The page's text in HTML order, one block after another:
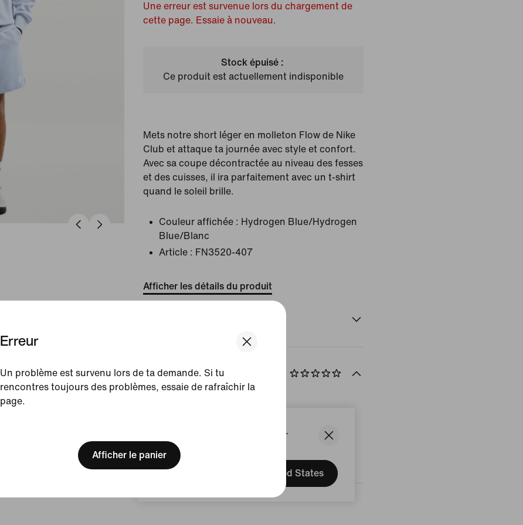
We think you are in United States.
Update your location?
United States
Erreur
Un problème est survenu lors de ta demande. Si tu
rencontres toujours des problèmes, essaie de rafraîchir la
page.
Afficher le panier
Une erreur est survenue lors du chargement de
cette page. Essaie à nouveau.
Stock épuisé :
Ce produit est actuellement indisponible
Mets notre short léger en molleton Flow de Nike
Club et attaque ta journée avec style et confort.
Avec sa coupe décontractée au niveau des fesses
et des cuisses, il ira parfaitement avec un t-shirt
quand le soleil brille.
Couleur affichée : Hydrogen Blue/Hydrogen
Blue/Blanc
Article : FN3520-407
Afficher les détails du produit
Avis (erreur)
Rédiger un avis